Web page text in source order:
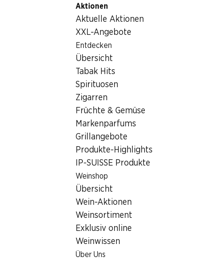
Aktionen
Aktuelle Aktionen
XXL-Angebote
Entdecken
Übersicht
Tabak Hits
Spirituosen
Zigarren
Früchte & Gemüse
Markenparfums
Grillangebote
Produkte-Highlights
IP-SUISSE Produkte
Weinshop
Übersicht
Wein-Aktionen
Weinsortiment
Exklusiv online
Weinwissen
Über Uns
Lebensmittel Snack/Apero
Snack/Apero
Wochenaktionen
Kambly Goldfish The
Original